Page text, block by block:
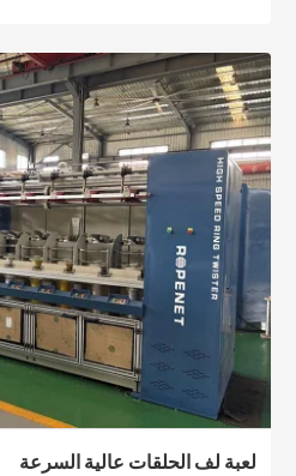
لعبة لف الحلقات عالية السرعة